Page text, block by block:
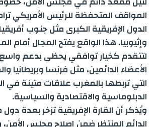
المواقف المتحفظة للرئيس الأمريكي
الدول الإفريقية الكبرى مثل جنوب أفريقيا
وإثيوبيا. هذا الواقع يفتح المجال أمام
لتتقدم كخيار توافقي يحظى بدعم
الأعضاء الدائمين، مثل فرنسا وبريطانيا
التي تربطها بالمغرب علاقات متينة في
الدبلوماسية والاقتصادية والسياسية.
ويُذكر أن القارة الإفريقية تزخر بعدة
الدائم المنتظر ضمن إصلاح مجلس